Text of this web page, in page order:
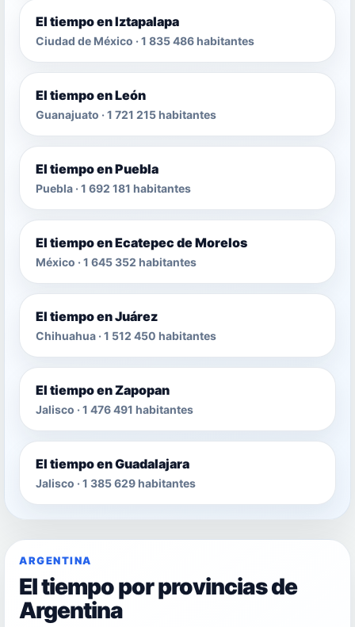
El tiempo en Iztapalapa
Ciudad de México · 1 835 486 habitantes
El tiempo en León
Guanajuato · 1 721 215 habitantes
El tiempo en Puebla
Puebla · 1 692 181 habitantes
El tiempo en Ecatepec de Morelos
México · 1 645 352 habitantes
El tiempo en Juárez
Chihuahua · 1 512 450 habitantes
El tiempo en Zapopan
Jalisco · 1 476 491 habitantes
El tiempo en Guadalajara
Jalisco · 1 385 629 habitantes
ARGENTINA
El tiempo por provincias de
Argentina